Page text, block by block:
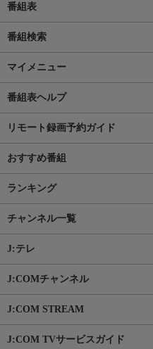
番組表
番組検索
マイメニュー
番組表ヘルプ
リモート録画予約ガイド
おすすめ番組
ランキング
チャンネル一覧
J:テレ
J:COMチャンネル
J:COM STREAM
J:COM TVサービスガイド